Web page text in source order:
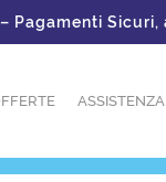
Sicuri, anche a